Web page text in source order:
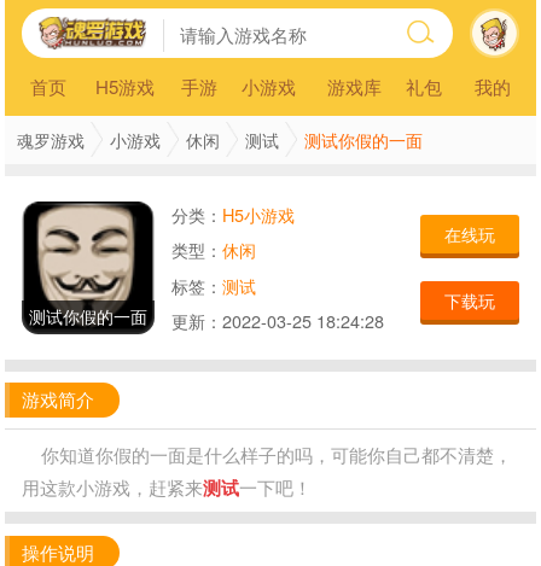
首页 H5游戏 手游 小游戏 游戏库 礼包 我的
魂罗游戏 小游戏 休闲 测试 测试你假的一面
测试你假的一面
分类： H5小游戏
类型： 休闲
标签： 测试
更新： 2022-03-25 18:24:28
在线玩
下载玩
游戏简介
你知道你假的一面是什么样子的吗，可能你自己都不清楚，
用这款小游戏，赶紧来测试一下吧！
操作说明